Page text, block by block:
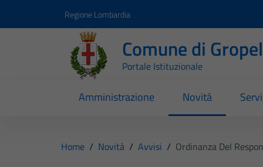
Regione Lombardia
Comune di
Portale Istituzionale
Amministrazione Novità
Home / Novità / Avvisi / Ordinanza Del